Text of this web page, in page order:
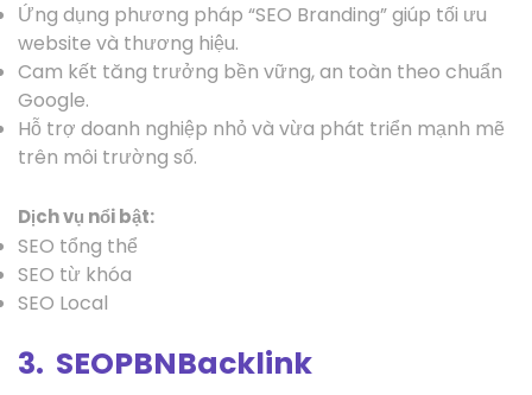
Ứng dụng phương pháp “SEO Branding” giúp tối ưu
website và thương hiệu.
Cam kết tăng trưởng bền vững, an toàn theo chuẩn
Google.
Hỗ trợ doanh nghiệp nhỏ và vừa phát triển mạnh mẽ
trên môi trường số.
Dịch vụ nổi bật:
SEO tổng thể
SEO từ khóa
SEO Local
3. SEOPBNBacklink